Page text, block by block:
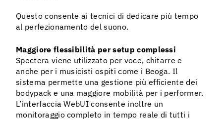
Questo consente ai tecnici di dedicare più tempo
al perfezionamento del suono.
Maggiore flessibilità per setup complessi
Spectera viene utilizzato per voce, chitarre e
anche per i musicisti ospiti come i Beoga. Il
sistema permette una gestione più efficiente dei
bodypack e una maggiore mobilità per i performer.
L’interfaccia WebUI consente inoltre un
monitoraggio completo in tempo reale di tutti i